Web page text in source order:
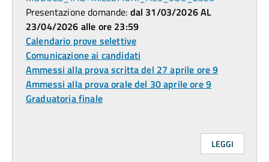
Presentazione domande: dal 31/03/2026 AL
23/04/2026 alle ore 23:59
Calendario prove selettive
Comunicazione ai candidati
Ammessi alla prova scritta del 27 aprile ore 9
Ammessi alla prova orale del 30 aprile ore 9
Graduatoria finale
LEGGI